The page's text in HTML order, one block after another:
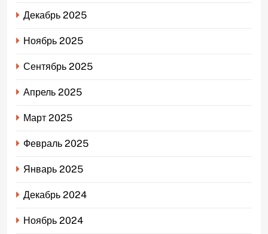
Декабрь 2025
Ноябрь 2025
Сентябрь 2025
Апрель 2025
Март 2025
Февраль 2025
Январь 2025
Декабрь 2024
Ноябрь 2024